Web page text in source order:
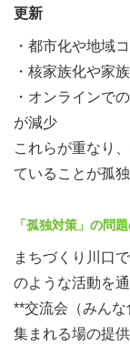
更新
・都市化や地域
・核家族化や家
・オンラインで
が減少
これらが重なり
ていることが孤
「孤独対策」の問
まちづくり川口
のような活動を
**交流会（みん
集まれる場の提供